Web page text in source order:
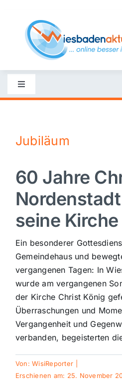
content
Toggle
Navigation
Nachrichten
Politik
Wirtschaft
Sport
Kultur
Panorama
Mein Stadtteil
Galerie
Jubiläum
60 Jahre
seine Kirche
Ein besonderer
Gemeindehaus und
vergangenen Tagen: In
wurde am vergangenen
der Kirche Christ König
Überraschungen und
Vergangenheit und
verbanden, begeisterten
Von:WisiReporter
Erschienen am: 25. November